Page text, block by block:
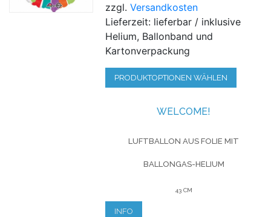
zzgl.Versandkosten
Lieferzeit: lieferbar / inklusive
Helium, Ballonband und
Kartonverpackung
PRODUKTOPTIONEN WÄHLEN
WELCOME!
LUFTBALLON AUS FOLIE MIT
BALLONGAS-HELIUM
43 CM
INFO